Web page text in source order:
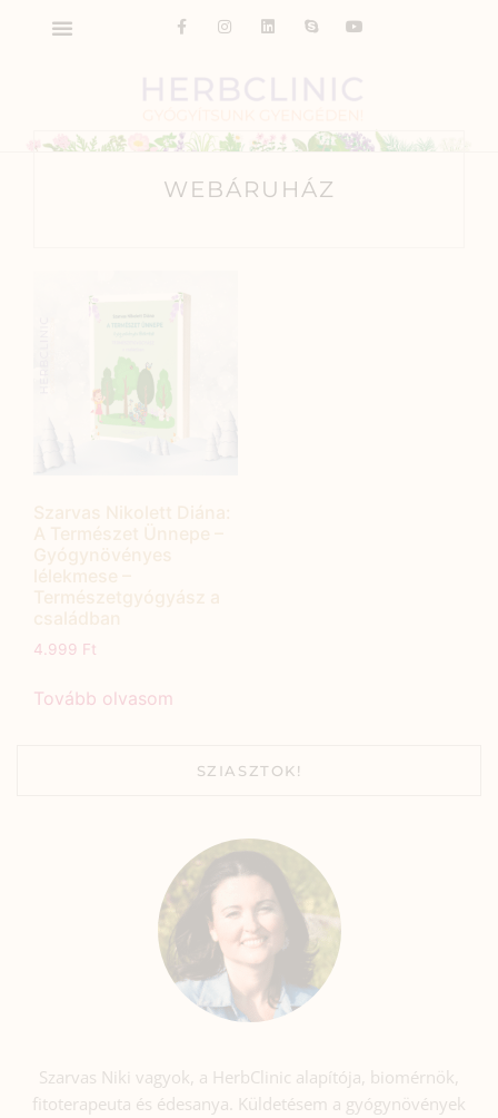
WEBÁRUHÁZ
4.999 Ft
Tovább olvasom
SZIASZTOK!
Szarvas Niki vagyok, a HerbClinic alapítója, biomérnök,
fitoterapeuta és édesanya. Küldetésem a gyógynövények